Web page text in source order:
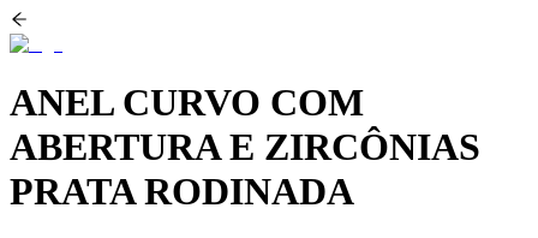
ANEL CURVO COM
ABERTURA E ZIRCÔNIAS
PRATA RODINADA